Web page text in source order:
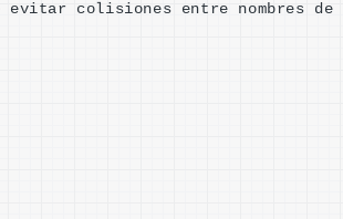
evitar colisiones entre nombres de